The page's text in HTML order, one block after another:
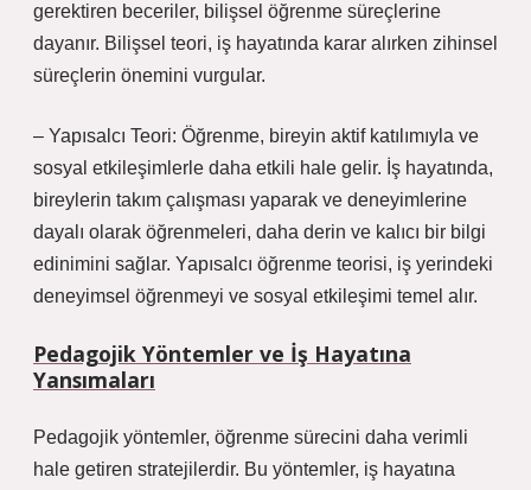
gerektiren beceriler, bilişsel öğrenme süreçlerine
dayanır. Bilişsel teori, iş hayatında karar alırken zihinsel
süreçlerin önemini vurgular.
– Yapısalcı Teori: Öğrenme, bireyin aktif katılımıyla ve
sosyal etkileşimlerle daha etkili hale gelir. İş hayatında,
bireylerin takım çalışması yaparak ve deneyimlerine
dayalı olarak öğrenmeleri, daha derin ve kalıcı bir bilgi
edinimini sağlar. Yapısalcı öğrenme teorisi, iş yerindeki
deneyimsel öğrenmeyi ve sosyal etkileşimi temel alır.
Pedagojik Yöntemler ve İş Hayatına
Yansımaları
Pedagojik yöntemler, öğrenme sürecini daha verimli
hale getiren stratejilerdir. Bu yöntemler, iş hayatına